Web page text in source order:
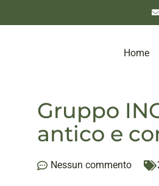
Home
Gruppo
antico e
Nessun commento